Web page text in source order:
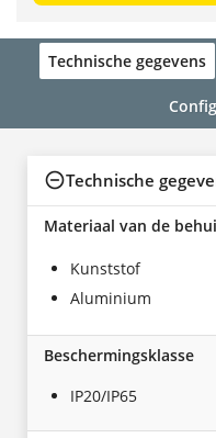
Technische gegevens
Technische
Materiaal van de
Kunststof
Aluminium
Beschermingsklasse
IP20/IP65